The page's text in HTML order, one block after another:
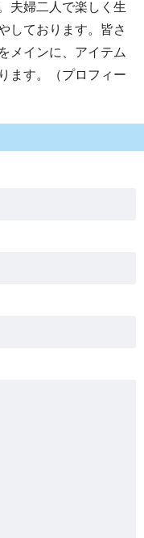
夫婦二人で楽しく生
しております。皆さ
メインに、アイテム
ます。（プロフィー